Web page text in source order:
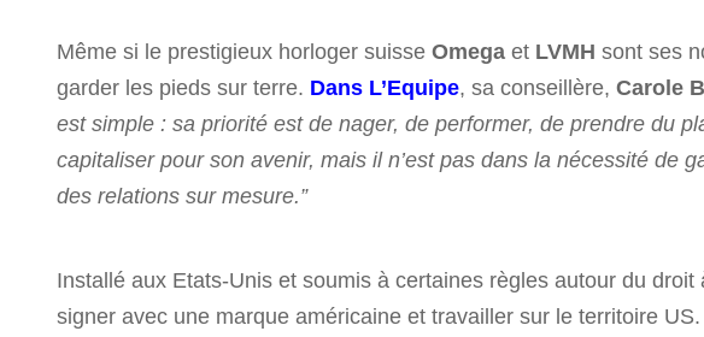
Même si le prestigieux horloger suisse Omega et LVMH sont ses
garder les pieds sur terre. Dans L’Equipe, sa conseillère, Carole
est simple : sa priorité est de nager, de performer, de prendre du
capitaliser pour son avenir, mais il n’est pas dans la nécessité de
des relations sur mesure.”
Installé aux Etats-Unis et soumis à certaines règles autour du droit
signer avec une marque américaine et travailler sur le territoire